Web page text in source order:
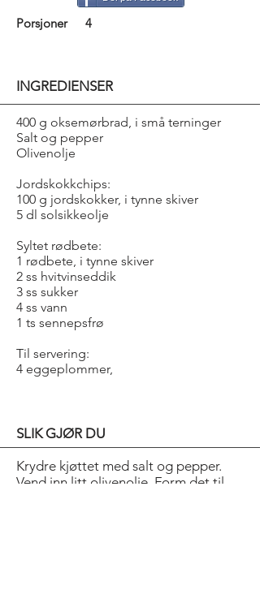
Porsjoner 4
INGREDIENSER
400 g oksemørbrad, i små terninger
Salt og pepper
Olivenolje
Jordskokkchips:
100 g jordskokker, i tynne skiver
5 dl solsikkeolje
Syltet rødbete:
1 rødbete, i tynne skiver
2 ss hvitvinseddik
3 ss sukker
4 ss vann
1 ts sennepsfrø
Til servering:
4 eggeplommer,
SLIK GJØR DU
Krydre kjøttet med salt og pepper.
Vend inn litt olivenolje. Form det til